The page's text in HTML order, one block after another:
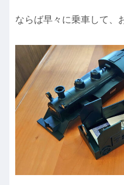
ならば早々に乗車して、